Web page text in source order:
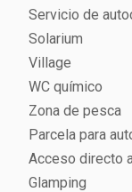
Servicio de
Solarium
Village
WC químico
Zona de pesca
Parcela para
Acceso directo
Glamping